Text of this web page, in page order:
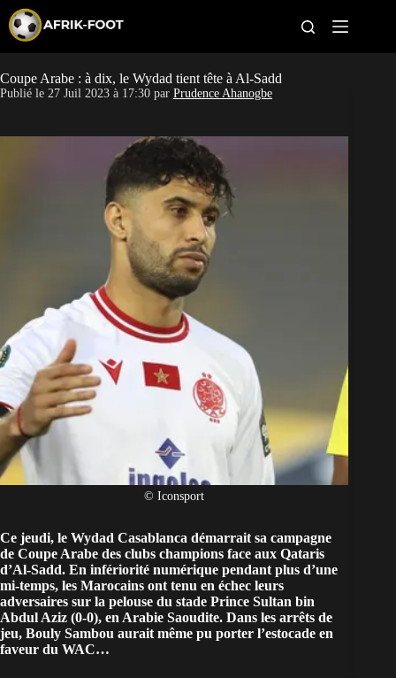
p
o
c
n
CAN féminine
Pays
Clubs
Classement
Paris sportifs
Coupe Arabe : à dix, le Wydad tient tête à Al-Sadd
Publié le 27 Juil 2023 à 17:30 par Prudence Ahanogbe
© Iconsport
Ce jeudi, le Wydad Casablanca démarrait sa campagne
de Coupe Arabe des clubs champions face aux Qataris
d’Al-Sadd. En infériorité numérique pendant plus d’une
mi-temps, les Marocains ont tenu en échec leurs
adversaires sur la pelouse du stade Prince Sultan bin
Abdul Aziz (0-0), en Arabie Saoudite. Dans les arrêts de
jeu, Bouly Sambou aurait même pu porter l’estocade en
faveur du WAC…